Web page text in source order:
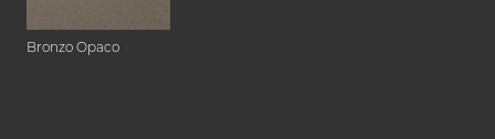
Bronzo Opaco